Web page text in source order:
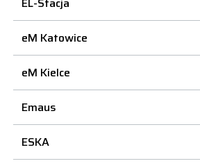
eM Katowice
eM Kielce
Emaus
ESKA